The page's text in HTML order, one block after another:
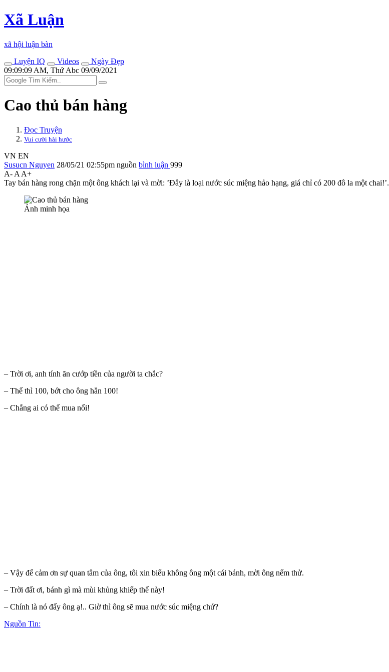
Xã Luận
xã hội luận bàn
Luyện IQ
Videos
Ngày Đẹp
09:09:09 AM, Thứ Abc 09/09/2021
Cao thủ bán hàng
Đọc Truyện
Vui cười hài hước
VN EN
Susucn Nguyen 28/05/21 02:55pm nguồn bình luận 999
A- A A+
Tay bán hàng rong chặn một ông khách lại và mời: ’Đây là loại nước súc miệng hảo hạng, giá chỉ có 200 đô la một chai!’.
Ảnh minh họa
– Trời ơi, anh tính ăn cướp tiền của người ta chắc?
– Thế thì 100, bớt cho ông hẳn 100!
– Chẳng ai có thể mua nổi!
– Vậy để cảm ơn sự quan tâm của ông, tôi xin biếu không ông một cái bánh, mời ông nếm thử.
– Trời đất ơi, bánh gì mà mùi khủng khiếp thế này!
– Chính là nó đấy ông ạ!.. Giờ thì ông sẽ mua nước súc miệng chứ?
Nguồn Tin: